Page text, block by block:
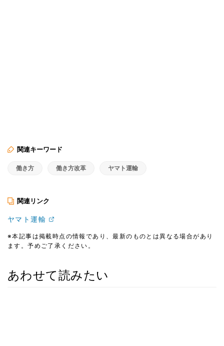
関連キーワード
働き方 働き方改革 ヤマト運輸
関連リンク
ヤマト運輸
※本記事は掲載時点の情報であり、最新のものとは異なる場合があり
ます。予めご了承ください。
あわせて読みたい